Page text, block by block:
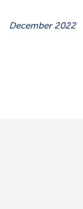
December 2022